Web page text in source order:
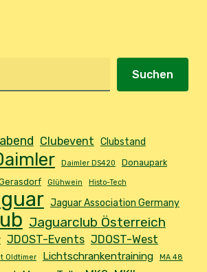
Suchen
Clubevent Clubstand
Daimler DS420 Donaupark
Glühwein Histo-Tech
Jaguar Association Germany
Jaguarclub Österreich
JDOST-Events JDOST-West
Oldtimer Lichtschrankentraining MA 48